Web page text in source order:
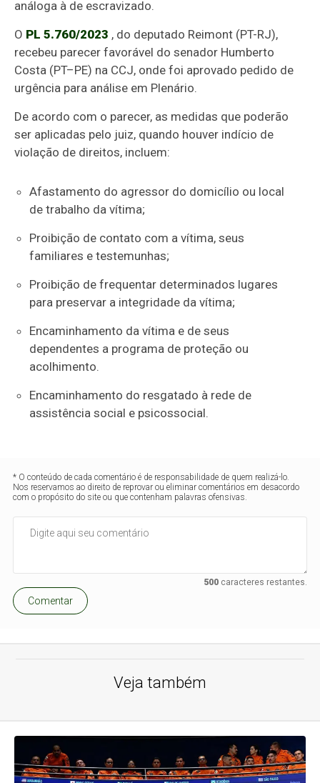
análoga à de escravizado.
O PL 5.760/2023 , do deputado Reimont (PT-RJ),
recebeu parecer favorável do senador Humberto
Costa (PT–PE) na CCJ, onde foi aprovado pedido de
urgência para análise em Plenário.
De acordo com o parecer, as medidas que poderão
ser aplicadas pelo juiz, quando houver indício de
violação de direitos, incluem:
Afastamento do agressor do domicílio ou local
de trabalho da vítima;
Proibição de contato com a vítima, seus
familiares e testemunhas;
Proibição de frequentar determinados lugares
para preservar a integridade da vítima;
Encaminhamento da vítima e de seus
dependentes a programa de proteção ou
acolhimento.
Encaminhamento do resgatado à rede de
assistência social e psicossocial.
* O conteúdo de cada comentário é de responsabilidade de quem realizá-lo.
Nos reservamos ao direito de reprovar ou eliminar comentários em desacordo
com o propósito do site ou que contenham palavras ofensivas.
500caracteres restantes.
Comentar
Veja também